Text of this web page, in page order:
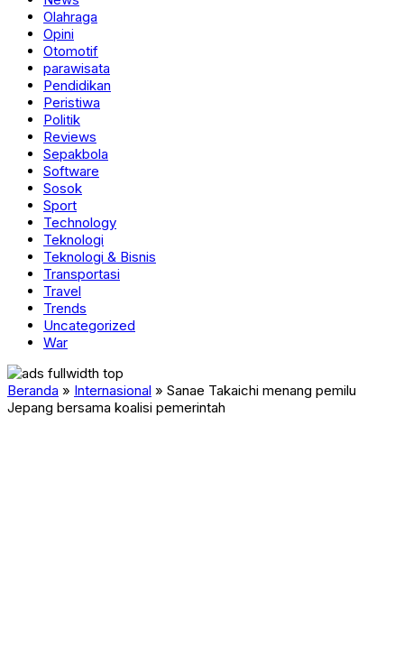
Olahraga
Opini
Otomotif
parawisata
Pendidikan
Peristiwa
Politik
Reviews
Sepakbola
Software
Sosok
Sport
Technology
Teknologi
Teknologi & Bisnis
Transportasi
Travel
Trends
Uncategorized
War
Beranda » Internasional » Sanae Takaichi menang pemilu
Jepang bersama koalisi pemerintah